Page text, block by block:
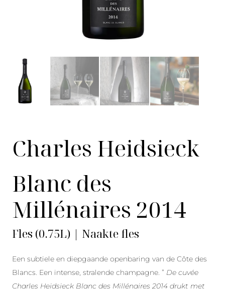
Charles Heidsieck
Blanc des
Millénaires 2014
Fles (0.75L) | Naakte fles
Een subtiele en diepgaande openbaring van de Côte des
Blancs. Een intense, stralende champagne. ” De cuvée
Charles Heidsieck Blanc des Millénaires 2014 drukt met